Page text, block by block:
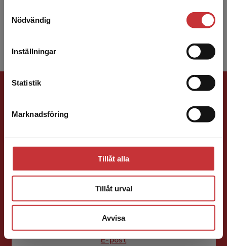
Nödvändig
Inställningar
Statistik
Marknadsföring
Tillåt alla
Tillåt urval
Avvisa
Vi erbjuder inte leveranser utanför Sverige. För
att kunna slutföra ett köp måste
Filosofiska fakultete...
Susanna Magnusson
Förläggare
Psykologi, Socialt arbete, Skolledning
E-post